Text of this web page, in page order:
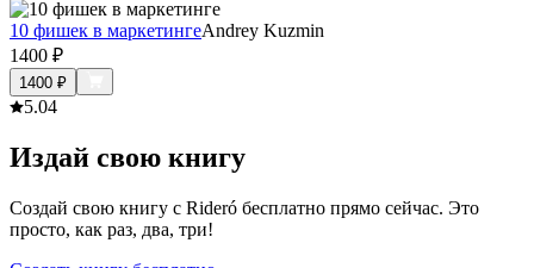
10 фишек в маркетингеAndrey Kuzmin
1400 ₽
1400 ₽
5.04
Издай свою книгу
Создай свою книгу с Rideró бесплатно прямо сейчас. Это
просто, как раз, два, три!